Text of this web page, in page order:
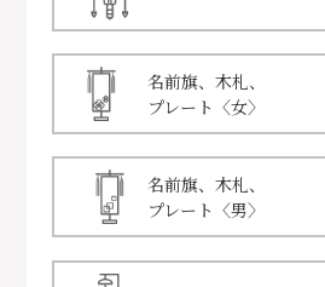
名前旗、木札、
プレート〈女〉
名前旗、木札、
プレート〈男〉